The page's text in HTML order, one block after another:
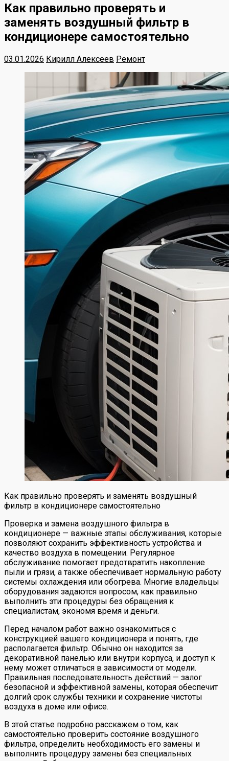
Как правильно проверять и
заменять воздушный фильтр в
кондиционере самостоятельно
03.01.2026 Кирилл Алексеев Ремонт
Как правильно проверять и заменять воздушный
фильтр в кондиционере самостоятельно
Проверка и замена воздушного фильтра в
кондиционере — важные этапы обслуживания, которые
позволяют сохранить эффективность устройства и
качество воздуха в помещении. Регулярное
обслуживание помогает предотвратить накопление
пыли и грязи, а также обеспечивает нормальную работу
системы охлаждения или обогрева. Многие владельцы
оборудования задаются вопросом, как правильно
выполнить эти процедуры без обращения к
специалистам, экономя время и деньги.
Перед началом работ важно ознакомиться с
конструкцией вашего кондиционера и понять, где
располагается фильтр. Обычно он находится за
декоративной панелью или внутри корпуса, и доступ к
нему может отличаться в зависимости от модели.
Правильная последовательность действий — залог
безопасной и эффективной замены, которая обеспечит
долгий срок службы техники и сохранение чистоты
воздуха в доме или офисе.
В этой статье подробно расскажем о том, как
самостоятельно проверить состояние воздушного
фильтра, определить необходимость его замены и
выполнить процедуру замены без специальных